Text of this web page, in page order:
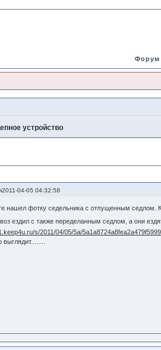
Форум
устройство
2011-04-05 04:32:58
нашел фотку седельника с отпущенным седлом.
ездил с также переделанным седлом, а они
выглядит........